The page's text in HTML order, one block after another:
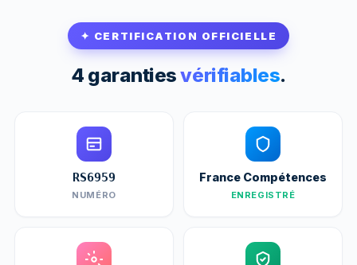
✦ CERTIFICATION OFFICIELLE
4 garantiesvérifiables.
RS6959
NUMÉRO
France Compétences
ENREGISTRÉ